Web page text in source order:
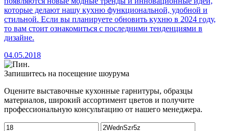
которые делают нашу кухню функциональной, удобной и
стильной. Если вы планируете обновить кухню в 2024 году,
то вам стоит ознакомиться с последними тенденциями в
дизайне.
04.05.2018
Запишитесь на посещение шоурума
Оцените выставочные кухонные гарнитуры, образцы
материалов, широкий ассортимент цветов и получите
профессиональную консультацию от нашего менеджера.